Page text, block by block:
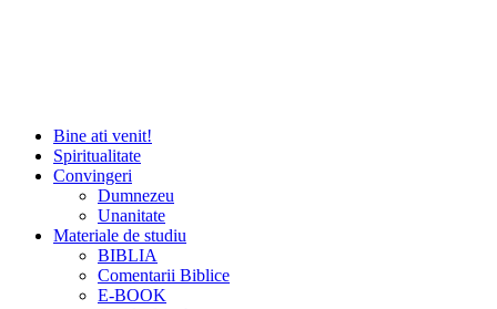
Bine ati venit!
Spiritualitate
Convingeri
Dumnezeu
Unanitate
Materiale de studiu
BIBLIA
Comentarii Biblice
E-BOOK